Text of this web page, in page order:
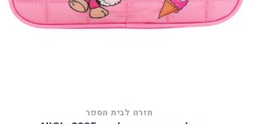
חזרה לבית הספר